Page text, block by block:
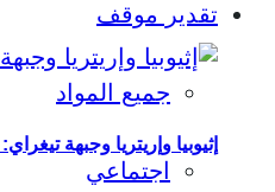
تقدير موقف
جميع المواد
اجتماعي
إثيوبيا وإريتريا وجبهة